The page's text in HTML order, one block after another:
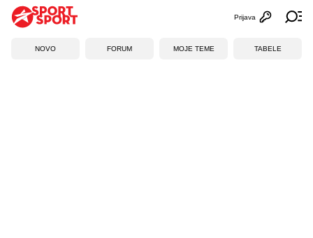
Otvori
Prijava
NOVO FORUM MOJE TEME TABELE